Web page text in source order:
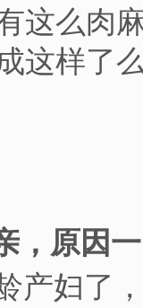
这么肉
这样了
，原
产妇了